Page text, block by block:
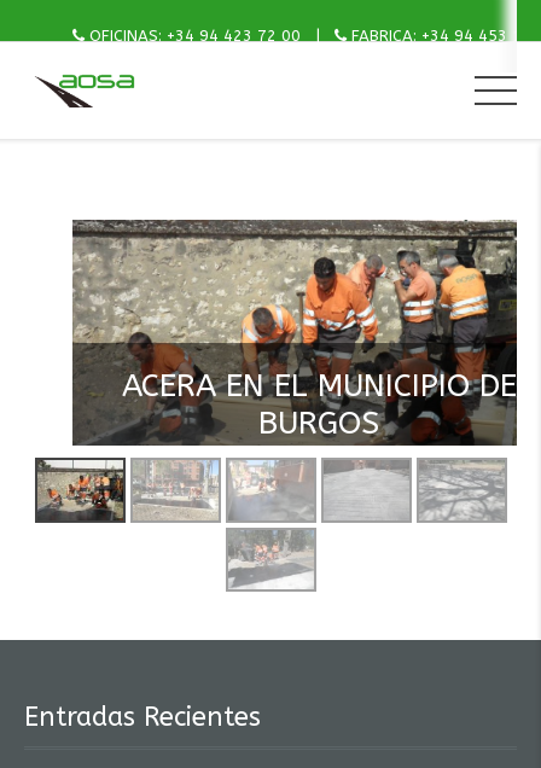
OFICINAS: +34 94 423 72 00 FABRICA: +34 94 453 15
ACERA EN EL MUNICIPIO DE
BURGOS
Entradas Recientes